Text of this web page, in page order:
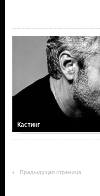
Кастинг
Предыдущая страница